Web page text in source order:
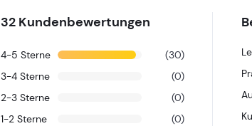
32 Kundenbewertungen
4-5 Sterne
(30)
3-4 Sterne
(0)
2-3 Sterne
(0)
1-2 Sterne (0)